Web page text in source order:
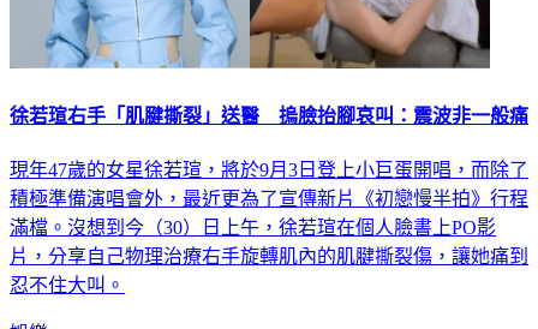
徐若瑄右手「肌腱撕裂」送醫 摀臉抬腳哀叫：震波非一般痛
現年47歲的女星徐若瑄，將於9月3日登上小巨蛋開唱，而除了
積極準備演唱會外，最近更為了宣傳新片《初戀慢半拍》行程
滿檔。沒想到今（30）日上午，徐若瑄在個人臉書上PO影
片，分享自己物理治療右手旋轉肌內的肌腱撕裂傷，讓她痛到
忍不住大叫。